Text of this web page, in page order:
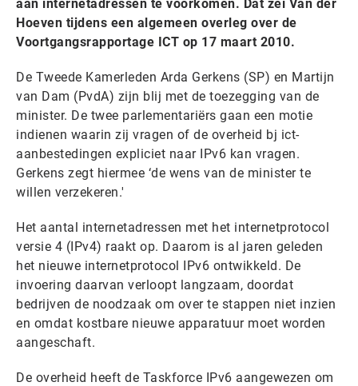
aan internetadressen te voorkomen. Dat zei Van der
Hoeven tijdens een algemeen overleg over de
Voortgangsrapportage ICT op 17 maart 2010.
De Tweede Kamerleden Arda Gerkens (SP) en Martijn
van Dam (PvdA) zijn blij met de toezegging van de
minister. De twee parlementariërs gaan een motie
indienen waarin zij vragen of de overheid bj ict-
aanbestedingen expliciet naar IPv6 kan vragen.
Gerkens zegt hiermee ‘de wens van de minister te
willen verzekeren.'
Het aantal internetadressen met het internetprotocol
versie 4 (IPv4) raakt op. Daarom is al jaren geleden
het nieuwe internetprotocol IPv6 ontwikkeld. De
invoering daarvan verloopt langzaam, doordat
bedrijven de noodzaak om over te stappen niet inzien
en omdat kostbare nieuwe apparatuur moet worden
aangeschaft.
De overheid heeft de Taskforce IPv6 aangewezen om